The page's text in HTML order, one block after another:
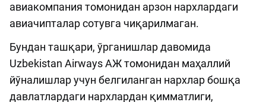
авиакомпания томонидан арзон нархлардаги
авиачипталар сотувга чиқарилмаган.
Бундан ташқари, ўрганишлар давомида
Uzbekistan Airways АЖ томонидан маҳаллий
йўналишлар учун белгиланган нархлар бошқа
давлатлардаги нархлардан қимматлиги,